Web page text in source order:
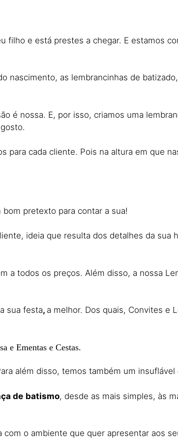
filho e está prestes a chegar. E estamos
nascimento, as lembrancinhas de
é nossa. E, por isso, criamos uma
para cada cliente. Pois na altura em que
pretexto para contar a sua!
ideia que resulta dos detalhes da sua
a todos os preços. Além disso, a nossa
sua festa, a melhor. Dos quais, Convites e
e Ementas e Cestas.
além disso, temos também um
de batismo, desde as mais simples, às
o ambiente que quer apresentar aos